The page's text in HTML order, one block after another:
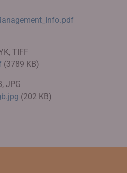
TIFF
(3789 KB)
JPG
(202 KB)